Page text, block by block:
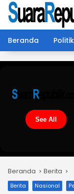
Langsung
konten
Beranda
Politik
See All
Beranda Berita
Berita Nasional